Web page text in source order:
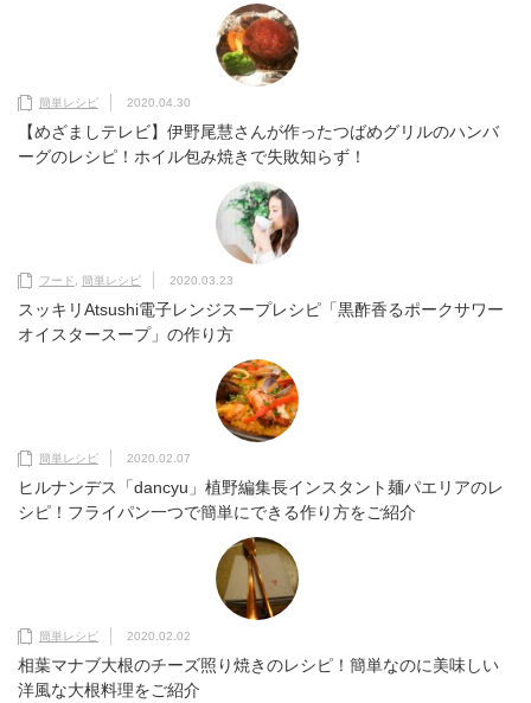
簡単レシピ 2020.04.30
【めざましテレビ】伊野尾慧さんが作ったつばめグリルのハンバ
ーグのレシピ！ホイル包み焼きで失敗知らず！
フード 簡単レシピ 2020.03.23
スッキリAtsushi電子レンジスープレシピ「黒酢香るポークサワー
オイスタースープ」の作り方
簡単レシピ 2020.02.07
ヒルナンデス「dancyu」植野編集長インスタント麺パエリアのレ
シピ！フライパン一つで簡単にできる作り方をご紹介
簡単レシピ 2020.02.02
相葉マナブ大根のチーズ照り焼きのレシピ！簡単なのに美味しい
洋風な大根料理をご紹介